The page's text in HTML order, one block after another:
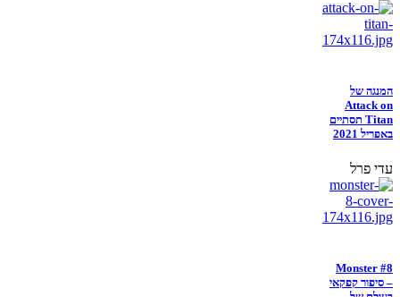
המנגה של
Attack on
Titan תסתיים
באפריל 2021
עדי פרל
Monster #8
– סיפור קפקאי